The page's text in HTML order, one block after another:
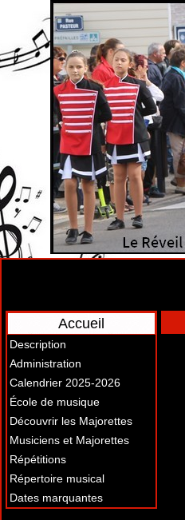
Accueil
Description
Administration
Calendrier 2025-2026
École de musique
Découvrir les Majorettes
Musiciens et Majorettes
Répétitions
Répertoire musical
Dates marquantes